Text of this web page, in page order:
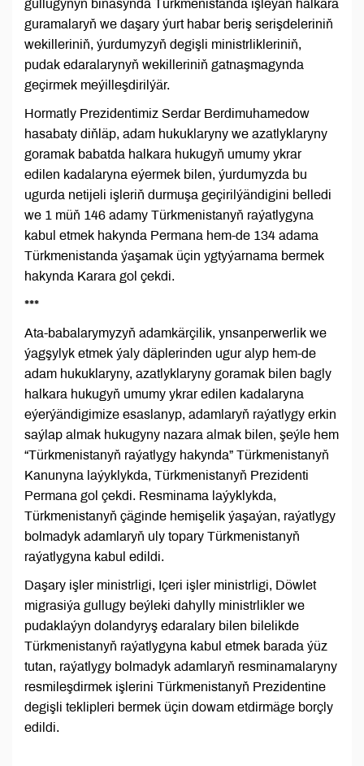
gullugynyň binasynda Türkmenistanda işleýän halkara
guramalaryň we daşary ýurt habar beriş serişdeleriniň
wekilleriniň, ýurdumyzyň degişli ministrlikleriniň,
pudak edaralarynyň wekilleriniň gatnaşmagynda
geçirmek meýilleşdirilýär.
Hormatly Prezidentimiz Serdar Berdimuhamedow
hasabaty diňläp, adam hukuklaryny we azatlyklaryny
goramak babatda halkara hukugyň umumy ykrar
edilen kadalaryna eýermek bilen, ýurdumyzda bu
ugurda netijeli işleriň durmuşa geçirilýändigini belledi
we 1 müň 146 adamy Türkmenistanyň raýatlygyna
kabul etmek hakynda Permana hem-de 134 adama
Türkmenistanda ýaşamak üçin ygtyýarnama bermek
hakynda Karara gol çekdi.
***
Ata-babalarymyzyň adamkärçilik, ynsanperwerlik we
ýagşylyk etmek ýaly däplerinden ugur alyp hem-de
adam hukuklaryny, azatlyklaryny goramak bilen bagly
halkara hukugyň umumy ykrar edilen kadalaryna
eýerýändigimize esaslanyp, adamlaryň raýatlygy erkin
saýlap almak hukugyny nazara almak bilen, şeýle hem
“Türkmenistanyň raýatlygy hakynda” Türkmenistanyň
Kanunyna laýyklykda, Türkmenistanyň Prezidenti
Permana gol çekdi. Resminama laýyklykda,
Türkmenistanyň çäginde hemişelik ýaşaýan, raýatlygy
bolmadyk adamlaryň uly topary Türkmenistanyň
raýatlygyna kabul edildi.
Daşary işler ministrligi, Içeri işler ministrligi, Döwlet
migrasiýa gullugy beýleki dahylly ministrlikler we
pudaklaýyn dolandyryş edaralary bilen bilelikde
Türkmenistanyň raýatlygyna kabul etmek barada ýüz
tutan, raýatlygy bolmadyk adamlaryň resminamalaryny
resmileşdirmek işlerini Türkmenistanyň Prezidentine
degişli teklipleri bermek üçin dowam etdirmäge borçly
edildi.